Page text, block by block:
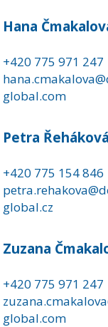
Hana
+420 775 971 247
global.com
Petra Řeháková
+420 775 154 846
global.cz
Zuzana
+420 775 971 247
global.com